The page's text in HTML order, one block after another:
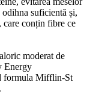
odihna suficientă și,
care conțin fibre ce
moderat de
Energy
formula Mifflin-St